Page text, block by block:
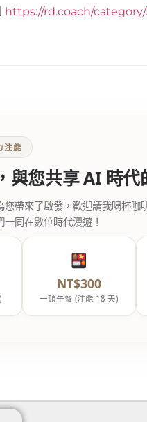
https://rd.coach/
注能
與您共享 AI 時代
您帶來了啟發，歡迎請我喝杯
同在數位時代漫遊！
NT$300
一頓午餐 (注能 18 天)